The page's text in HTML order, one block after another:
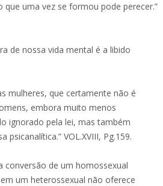
que uma vez se formou pode perecer.”
de nossa vida mental é a libido
mulheres, que certamente não é
embora muito menos
ignorado pela lei, mas também
psicanalítica.” VOL.XVIII, Pg.159.
conversão de um homossexual
um heterossexual não oferece